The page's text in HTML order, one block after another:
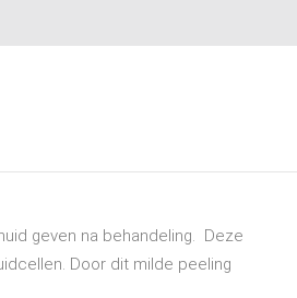
geven na behandeling. Deze
Door dit milde peeling